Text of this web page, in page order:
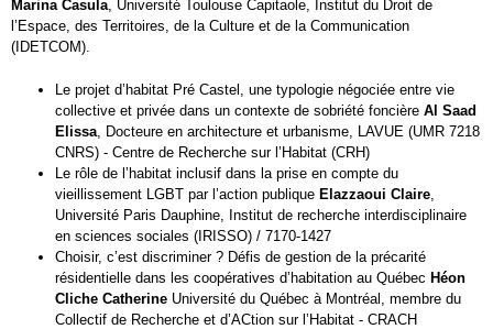
Marina Casula , Université Toulouse Capitaole, Institut du Droit de
l’Espace, des Territoires, de la Culture et de la Communication
(IDETCOM).
Le projet d’habitat Pré Castel, une typologie négociée entre vie
collective et privée dans un contexte de sobriété foncière Al Saad
Elissa , Docteure en architecture et urbanisme, LAVUE (UMR 7218
CNRS) - Centre de Recherche sur l’Habitat (CRH)
Le rôle de l’habitat inclusif dans la prise en compte du
vieillissement LGBT par l’action publique Elazzaoui Claire
Université Paris Dauphine, Institut de recherche interdisciplinaire
en sciences sociales (IRISSO) / 7170-1427
Choisir, c’est discriminer ? Défis de gestion de la précarité
résidentielle dans les coopératives d’habitation au Québec Héon
Cliche Catherine Université du Québec à Montréal, membre du
Collectif de Recherche et d’ACtion sur l’Habitat - CRACH